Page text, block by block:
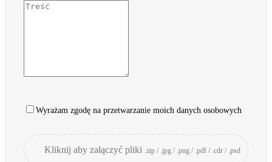
Wyrażam zgodę na przetwarzanie moich danych osobowych
Kliknij aby załączyć pliki .zip / .jpg / .png / .pdf / .cdr / .psd